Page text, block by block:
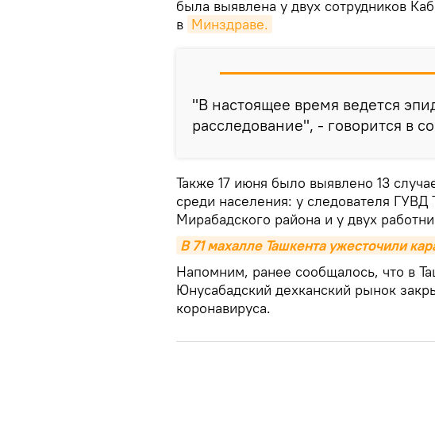
была выявлена у двух сотрудников
в Минздраве.
"В настоящее время ведется
расследование", - говорится в
Также 17 июня было выявлено 13
среди населения: у следователя ГУВД
Мирабадского района и у двух
В 71 махалле Ташкента ужесточили
Напомним, ранее сообщалось, что в
Юнусабадский дехканский рынок
коронавируса.